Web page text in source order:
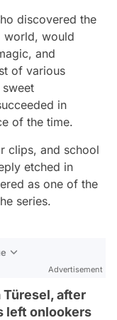
discovered the
world, would
and
of various
in
of the time.
clips, and school
etched in
as one of the
series.
Advertisement
Türesel, after
left onlookers